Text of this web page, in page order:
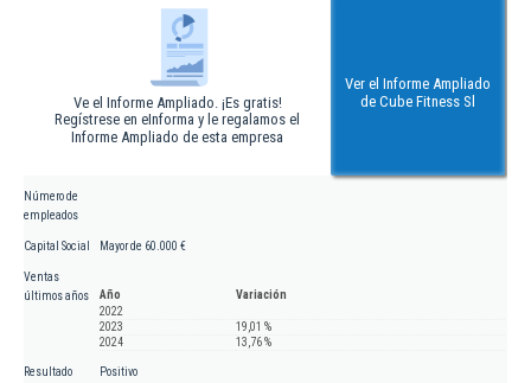
Ve el Informe Ampliado. ¡Es gratis!
Regístrese en eInforma y le regalamos el
Informe Ampliado de esta empresa
Ver el Informe Ampliado
de Cube Fitness Sl
Número de
empleados
Capital Social Mayor de 60.000 €
Ventas
últimos años
Año
Variación
2022
2023
19,01 %
2024
13,76 %
Resultado
Positivo